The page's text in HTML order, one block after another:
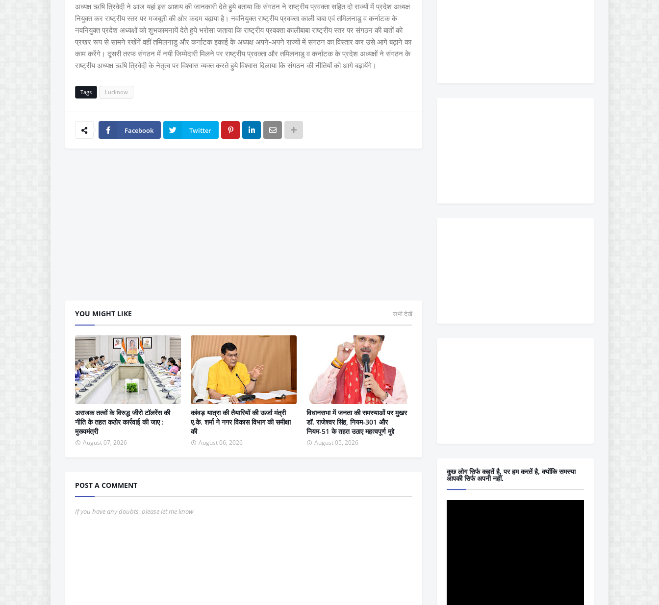
अध्यक्ष ऋषि त्रिवेदी ने आज यहां इस आशय की जानकारी देते हुये बताया कि संगठन ने राष्ट्रीय प्रवक्ता सहित दो राज्यों में प्रदेश अध्यक्ष
नियुक्त कर राष्ट्रीय स्तर पर मजबूती की ओर कदम बढ़ाया है। नवनियुक्त राष्ट्रीय प्रवक्ता काली बाबा एवं तमिलनाडु व कर्नाटक के
नवनियुक्त प्रदेश अध्यक्षों को शुभकामनायें देते हुये भरोसा जताया कि राष्ट्रीय प्रवक्ता कालीबाबा राष्ट्रीय स्तर पर संगठन की बातों को
प्रखर रूप से सामने रखेंगें वहीं तमिलनाडु और कर्नाटक इकाई के अध्यक्ष अपने-अपने राज्यों में संगठन का विस्तार कर उसे आगे बढ़ाने का
काम करेंगे। दूसरी तरफ संगठन में नयी जिम्मेदारी मिलने पर राष्ट्रीय प्रवक्ता और तमिलनाडु व कर्नाटक के प्रदेश अध्यक्षों ने संगठन के
राष्ट्रीय अध्यक्ष ऋषि त्रिवेदी के नेतृत्व पर विश्वास व्यक्त करते हुये विश्वास दिलाया कि संगठन की नीतियों को आगे बढ़ायेंगे।
Tags Lucknow
Facebook Twitter
YOU MIGHT LIKE सभी देखें
अराजक तत्वों के विरुद्ध जीरो टॉलरेंस की
नीति के तहत कठोर कार्रवाई की जाए :
मुख्यमंत्री
August 07, 2026
कांवड़ यात्रा की तैयारियों की ऊर्जा मंत्री
ए.के. शर्मा ने नगर विकास विभाग की समीक्षा
की
August 06, 2026
विधानसभा में जनता की समस्याओं पर मुखर
डॉ. राजेश्वर सिंह, नियम-301 और
नियम-51 के तहत उठाए महत्वपूर्ण मुद्दे
August 05, 2026
POST A COMMENT
If you have any doubts, please let me know
कुछ लोग सिर्फ कहतें है, पर हम करतें है, क्योंकि समस्या
आपकी सिर्फ अपनी नहीं.